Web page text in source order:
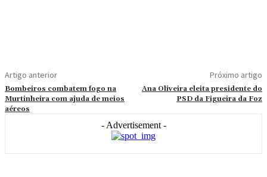
Artigo anterior
Bombeiros combatem fogo na
Murtinheira com ajuda de meios
aéreos
Próximo artigo
Ana Oliveira eleita presidente do
PSD da Figueira da Foz
- Advertisement -